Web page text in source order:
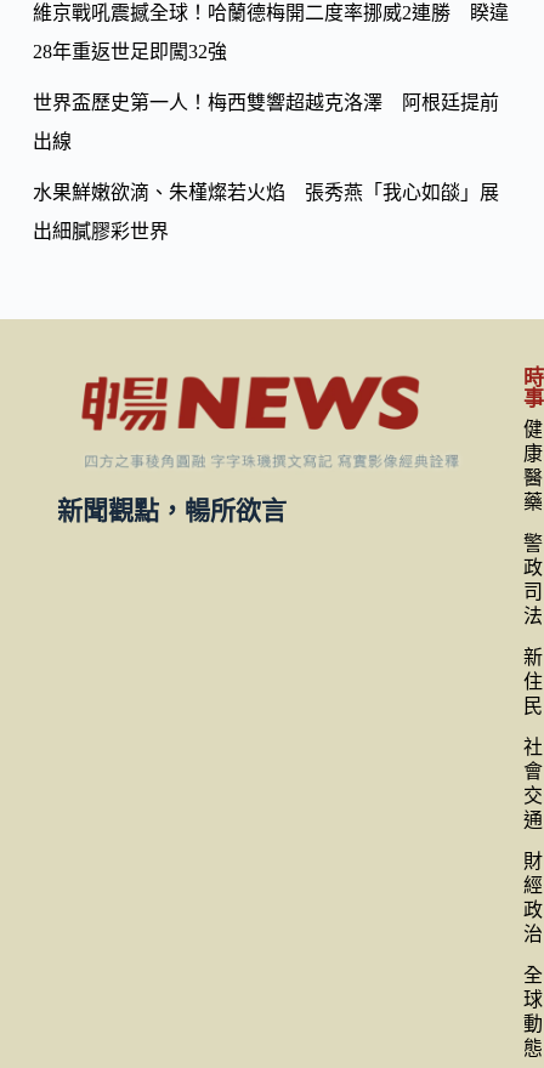
維京戰吼震撼全球！哈蘭德梅開二度率挪威2連勝 睽違
28年重返世足即闖32強
世界盃歷史第一人！梅西雙響超越克洛澤 阿根廷提前
出線
水果鮮嫩欲滴、朱槿燦若火焰 張秀燕「我心如燄」展
出細膩膠彩世界
新聞觀點，暢所欲言
時
事
健
康
醫
藥
警
政
司
法
新
住
民
社
會
交
通
財
經
政
治
全
球
動
態